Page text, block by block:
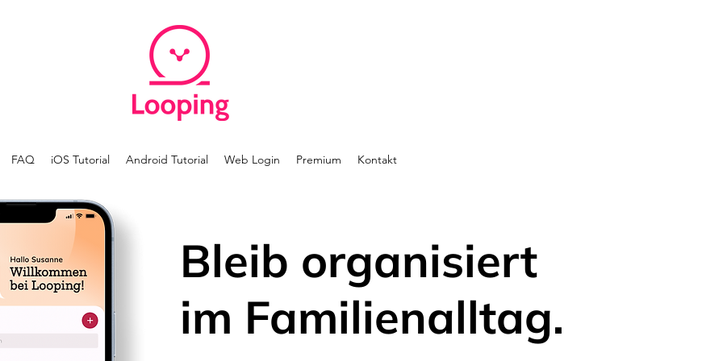
FAQ iOS Tutorial Android Tutorial Web Login Premium Kontakt
Bleib organisiert
im Familienalltag.